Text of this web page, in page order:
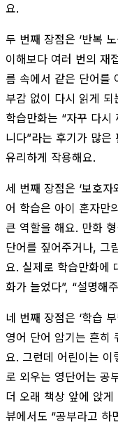
요.
두 번째 장점은 ‘반복
이해보다 여러 번의 재
름 속에서 같은 단어를
부감 없이 다시 읽게
학습만화는 “자꾸 다시
니다”라는 후기가 많
유리하게 작용해요.
세 번째 장점은 ‘보호
어 학습은 아이 혼자만
큰 역할을 해요. 만화
단어를 짚어주거나, 그
요. 실제로 학습만화에
화가 늘었다”, “설명해
네 번째 장점은 ‘학습
영어 단어 암기는 흔히
요. 그런데 어린이는 이
로 외우는 영단어는 공
더 오래 책상 앞에 앉
뷰에서도 “공부라고 하